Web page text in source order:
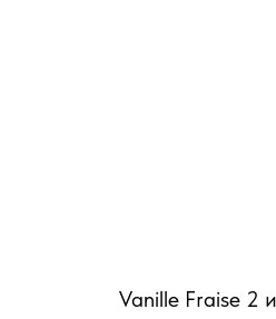
Vanille Fraise 2